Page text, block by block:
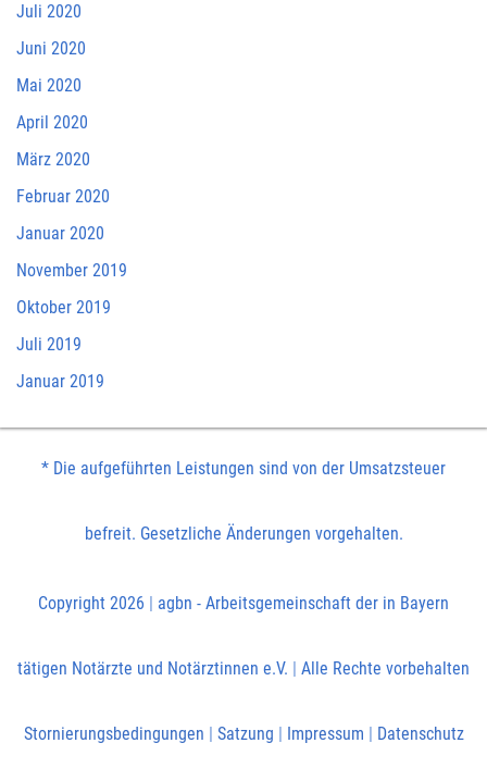
Juli 2020
Juni 2020
Mai 2020
April 2020
März 2020
Februar 2020
Januar 2020
November 2019
Oktober 2019
Juli 2019
Januar 2019
* Die aufgeführten Leistungen sind von der Umsatzsteuer
befreit. Gesetzliche Änderungen vorgehalten.
Copyright 2026 agbn - Arbeitsgemeinschaft der in Bayern
tätigen Notärzte und Notärztinnen e.V. Alle Rechte vorbehalten
Stornierungsbedingungen Satzung Impressum Datenschutz